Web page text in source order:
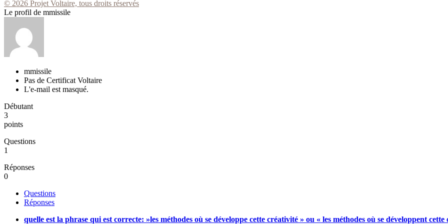
© 2026 Projet Voltaire, tous droits réservés
Le profil de mmissile
mmissile
Pas de Certificat Voltaire
L'e-mail est masqué.
Débutant
3
points
Questions
1
Réponses
0
Questions
Réponses
quelle est la phrase qui est correcte: »les méthodes où se développe cette créativité » ou « les méthodes où se développent cette